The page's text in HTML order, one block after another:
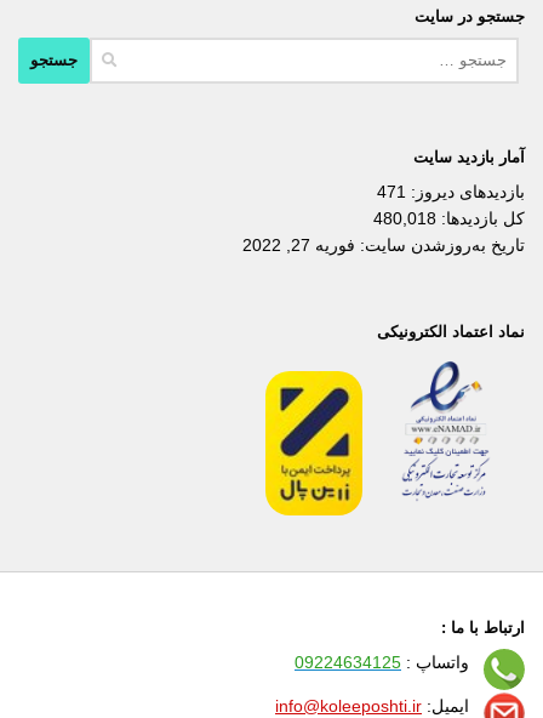
جستجو در سایت
آمار بازدید سایت
بازدیدهای دیروز: 471
کل بازدیدها: 480,018
تاریخ به‌روزشدن سایت: فوریه 27, 2022
نماد اعتماد الکترونیکی
ارتباط با ما :
واتساپ : 09224634125
ایمیل: info@koleeposhti.ir